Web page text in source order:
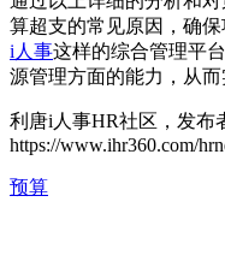
算超支的常见原因，确
i人事这样的综合管理平
源管理方面的能力，从而
利唐i人事HR社区，发布
https://www.ihr360.com/
预算